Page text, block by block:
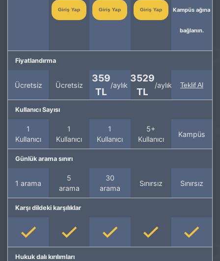
Giriş Yap Giriş Yap Giriş Yap Kampüs ağına
bağlanın.
Fiyatlandırma
Ücretsiz Ücretsiz
359
TL
/aylık
3529
TL
/aylık Teklif Al
Kullanıcı Sayısı
1
Kullanıcı
1
Kullanıcı
1
Kullanıcı
5+
Kullanıcı
Kampüs
Günlük arama sınırı
1 arama
5
arama
30
arama
Sınırsız Sınırsız
Karşı dildeki karşılıklar
Hukuk dalı kırılımları